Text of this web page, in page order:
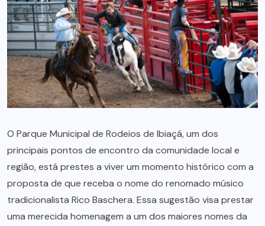
O Parque Municipal de Rodeios de Ibiaçá, um dos
principais pontos de encontro da comunidade local e
região, está prestes a viver um momento histórico com a
proposta de que receba o nome do renomado músico
tradicionalista Rico Baschera. Essa sugestão visa prestar
uma merecida homenagem a um dos maiores nomes da